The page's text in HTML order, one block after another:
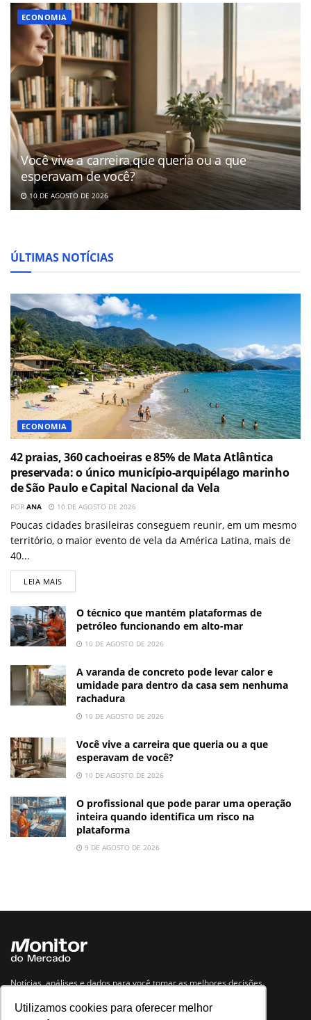
Utilizamos cookies para oferecer melhor
ECONOMIA
Você vive a carreira que queria ou a que
esperavam de você?
10 DE AGOSTO DE 2026
ÚLTIMAS NOTÍCIAS
ECONOMIA
42 praias, 360 cachoeiras e 85% de Mata Atlântica
preservada: o único município-arquipélago marinho
de São Paulo e Capital Nacional da Vela
POR ANA 10 DE AGOSTO DE 2026
Poucas cidades brasileiras conseguem reunir, em um mesmo
território, o maior evento de vela da América Latina, mais de
40...
LEIA MAIS
O técnico que mantém plataformas de
petróleo funcionando em alto-mar
10 DE AGOSTO DE 2026
A varanda de concreto pode levar calor e
umidade para dentro da casa sem nenhuma
rachadura
10 DE AGOSTO DE 2026
Você vive a carreira que queria ou a que
esperavam de você?
10 DE AGOSTO DE 2026
O profissional que pode parar uma operação
inteira quando identifica um risco na
plataforma
9 DE AGOSTO DE 2026
Notícias, análises e dados para você tomar as melhores decisões.
Navegue no site